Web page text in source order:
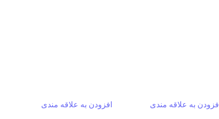
افزودن به علاقه مندی افزودن به علاقه مندی